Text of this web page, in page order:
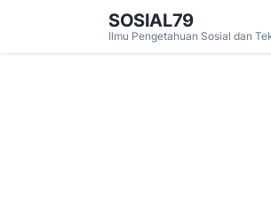
SOSIAL79
Ilmu Pengetahuan Sosial dan